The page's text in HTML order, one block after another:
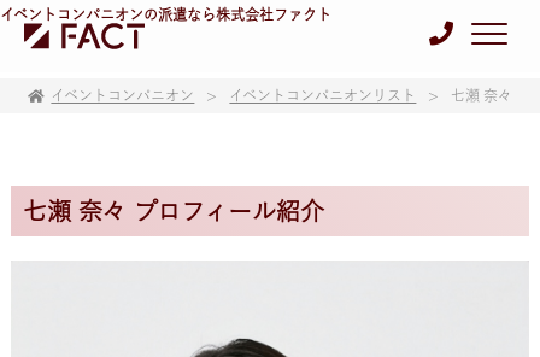
イベントコンパニオンの派遣なら株式会社ファクト
イベントコンパニオン イベントコンパニオンリスト 七瀬 奈々
七瀬 奈々 プロフィール紹介